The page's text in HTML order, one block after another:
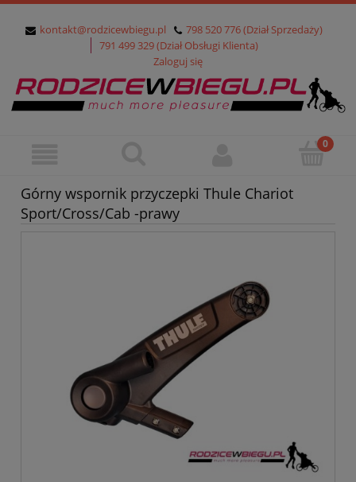
kontakt@rodzicewbiegu.pl
798 520 776 (Dział Sprzedaży)
791 499 329 (Dział Obsługi Klienta)
Zaloguj się
Górny wspornik przyczepki Thule Chariot
Sport/Cross/Cab -prawy